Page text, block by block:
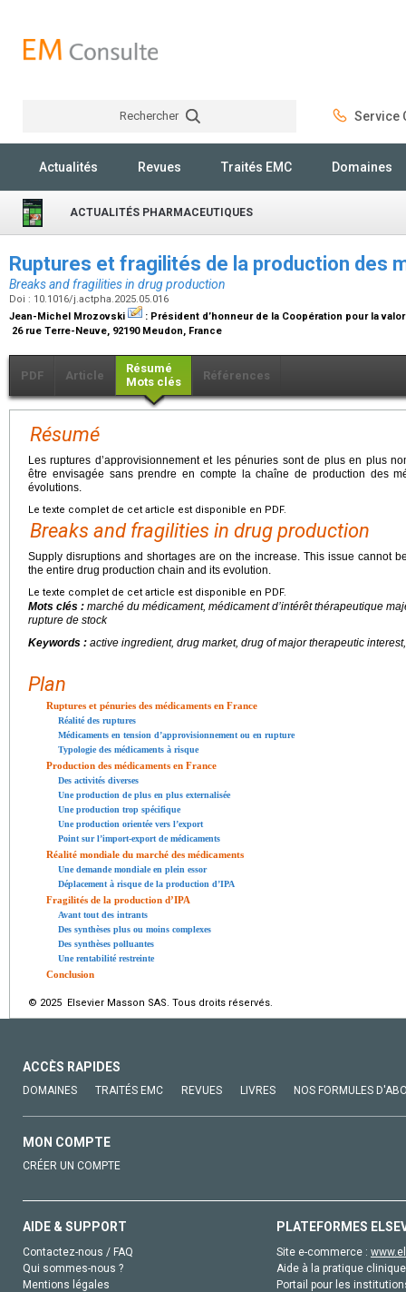
Rechercher Service
Actualités Revues Traités EMC Domaines
ACTUALITÉS PHARMACEUTIQUES
Ruptures et fragilités de la production des
Breaks and fragilities in drug production
Doi : 10.1016/j.actpha.2025.05.016
Jean-Michel Mrozovski
: Président d’honneur de la Coopération pour la
26 rue Terre-Neuve, 92190 Meudon, France
PDF Article
Résumé
Mots clés
Références
Résumé
Les ruptures d’approvisionnement et les pénuries sont de plus en plus
être envisagée sans prendre en compte la chaîne de production des
évolutions.
Le texte complet de cet article est disponible en PDF.
Breaks and fragilities in drug production
Supply disruptions and shortages are on the increase. This issue cannot
the entire drug production chain and its evolution.
Le texte complet de cet article est disponible en PDF.
Mots clés : marché du médicament, médicament d’intérêt thérapeutique
rupture de stock
Keywords : active ingredient, drug market, drug of major therapeutic
Plan
Ruptures et pénuries des médicaments en France
Réalité des ruptures
Médicaments en tension d’approvisionnement ou en rupture
Typologie des médicaments à risque
Production des médicaments en France
Des activités diverses
Une production de plus en plus externalisée
Une production trop spécifique
Une production orientée vers l’export
Point sur l’import-export de médicaments
Réalité mondiale du marché des médicaments
Une demande mondiale en plein essor
Déplacement à risque de la production d’IPA
Fragilités de la production d’IPA
Avant tout des intrants
Des synthèses plus ou moins complexes
Des synthèses polluantes
Une rentabilité restreinte
Conclusion
© 2025 Elsevier Masson SAS. Tous droits réservés.
ACCÈS RAPIDES
DOMAINES TRAITÉS EMC REVUES LIVRES NOS FORMULES
MON COMPTE
CRÉER UN COMPTE
AIDE & SUPPORT
Contactez-nous / FAQ
Qui sommes-nous ?
Mentions légales
PLATEFORMES
Site e-commerce :
Aide à la pratique
Portail pour les